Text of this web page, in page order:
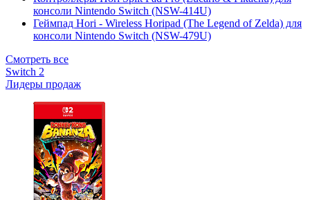
консоли Nintendo Switch (NSW-414U)
Геймпад Hori - Wireless Horipad (The Legend of Zelda) для
консоли Nintendo Switch (NSW-479U)
Смотреть все
Switch 2
Лидеры продаж